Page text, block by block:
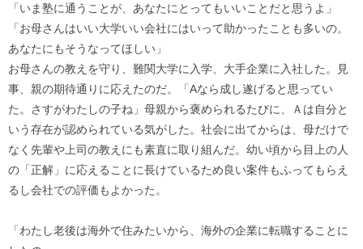
「いま塾に通うことが、あなたにとってもいいことだと思うよ」
「お母さんはいい大学いい会社にはいって助かったことも多いの。
あなたにもそうなってほしい」
お母さんの教えを守り、難関大学に入学、大手企業に入社した。見
事、親の期待通りに応えたのだ。「Aなら成し遂げると思ってい
た。さすがわたしの子ね」母親から褒められるたびに、Ａは自分と
いう存在が認められている気がした。社会に出てからは、母だけで
なく先輩や上司の教えにも素直に取り組んだ。幼い頃から目上の人
の「正解」に応えることに長けているため良い案件もふってもらえ
るし会社での評価もよかった。
「わたし老後は海外で住みたいから、海外の企業に転職することに